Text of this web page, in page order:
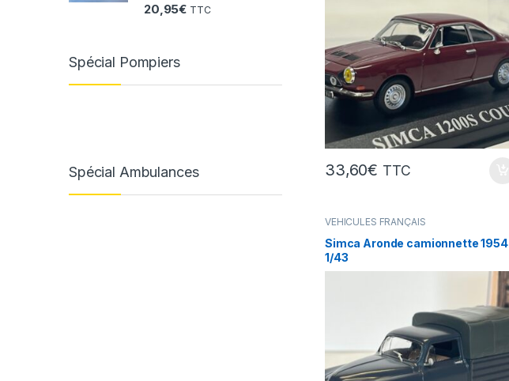
33,60€ TTC
VÉHICULES FRANÇAIS
(voitures,camions...)
Simca Aronde camionnette 1954
1/43
20,95€ TTC
Spécial Pompiers
Spécial Ambulances